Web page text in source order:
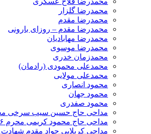
محمدرضا گلزار
محمدرضا مقدم
محمدرضا مقدم – روزای بارونی
محمدرضا مهابادیان
محمدرضا موسوی
محمدزمان خدری
محمدعلی محمودی (رادمان)
محمدعلی مولایی
محمود انصاری
محمود جهان
محمود صفدری
مداحی حاج حسین سیب سرخی
مداحی حاج محمود کریمی محرم ۹۶
مداحی کربلایی جواد مقدم